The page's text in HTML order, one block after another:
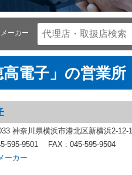
メーカー
高電子」の営業所
神奈川県横浜市港北区新横浜2-
595-9501
FAX : 045-595-9504
ーカー